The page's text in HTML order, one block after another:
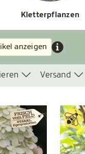
Kletterpflanzen
anzeigen
Versand